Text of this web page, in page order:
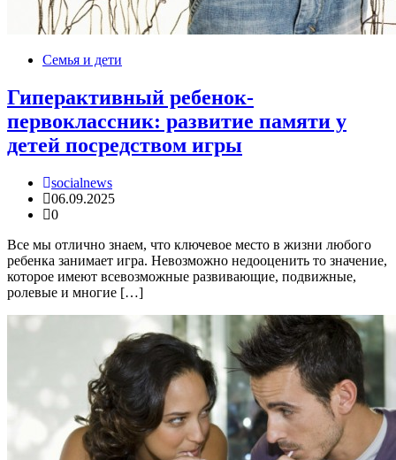
Семья и дети
Гиперактивный ребенок-
первоклассник: развитие памяти у
детей посредством игры
socialnews
06.09.2025
0
Все мы отлично знаем, что ключевое место в жизни любого
ребенка занимает игра. Невозможно недооценить то значение,
которое имеют всевозможные развивающие, подвижные,
ролевые и многие […]